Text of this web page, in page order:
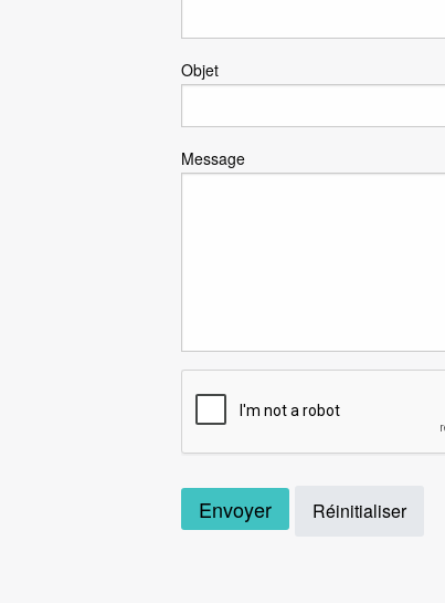
Objet
Message
Envoyer Réinitialiser